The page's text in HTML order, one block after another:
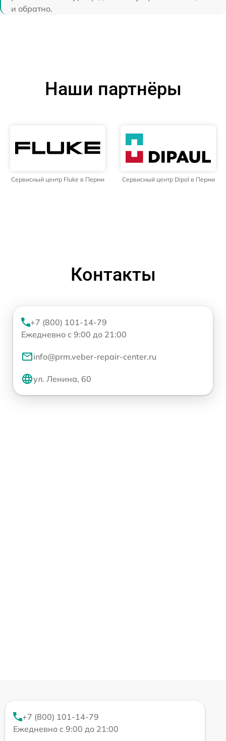
и обратно.
Наши партнёры
Сервисный центр Fluke в Перми Сервисный центр Dipol в Перми
Контакты
+7 (800) 101-14-79
Ежедневно с 9:00 до 21:00
info@prm.veber-repair-center.ru
ул. Ленина, 60
+7 (800) 101-14-79
Ежедневно с 9:00 до 21:00